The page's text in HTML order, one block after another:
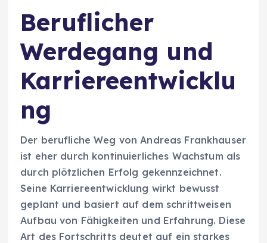
Beruflicher
Werdegang und
Karriereentwicklu
ng
Der berufliche Weg von Andreas Frankhauser
ist eher durch kontinuierliches Wachstum als
durch plötzlichen Erfolg gekennzeichnet.
Seine Karriereentwicklung wirkt bewusst
geplant und basiert auf dem schrittweisen
Aufbau von Fähigkeiten und Erfahrung. Diese
Art des Fortschritts deutet auf ein starkes